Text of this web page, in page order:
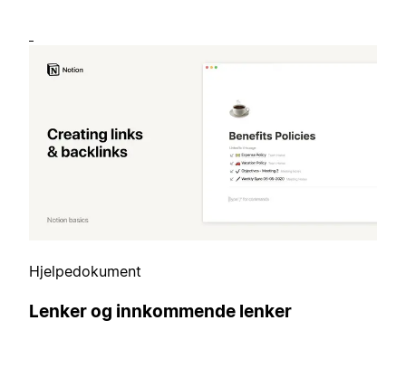
Hjelpedokument
Lenker og innkommende lenker